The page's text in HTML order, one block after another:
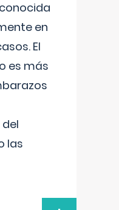
en
El
es más
las